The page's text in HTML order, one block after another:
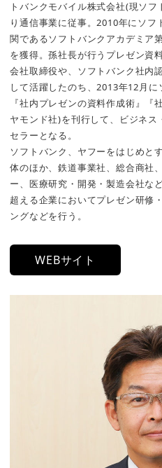
トバンクモバイル株式会社(現ソ
り通信事業に従事。2010年にソ
関であるソフトバンクアカデミア
を獲得。孫社長が行うプレゼン資
会社取締役や、ソフトバンク社内
して活躍したのち、2013年12月に
『社内プレゼンの資料作成術』『
ヤモンド社)を刊行して、ビジネス
セラーとなる。
ソフトバンク、ヤフーをはじめと
体のほか、鉄道事業社、総合商社
ー、医療研究・開発・製造会社な
超える企業においてプレゼン研修
ングなどを行う。
WEBサイト